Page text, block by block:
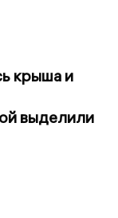
крыша и
выделили